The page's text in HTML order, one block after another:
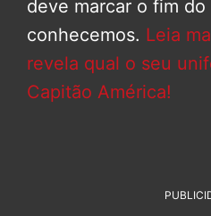
deve marcar o fim
conhecemos. Leia
revela qual o seu
Capitão América!